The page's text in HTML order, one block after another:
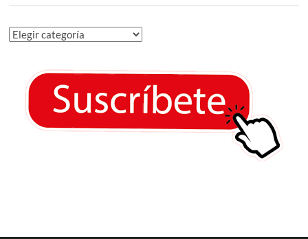
Categorías